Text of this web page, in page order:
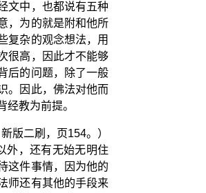
文中，也都说有五种
，为的就是附和他所
复杂的观念想法，用
很高，因此才不能够
后的问题，除了一般
。因此，佛法对他而
教为前提。
版二刷，页154。）
外，还有无始无明住
这件事情，因为他的
师还有其他的手段来